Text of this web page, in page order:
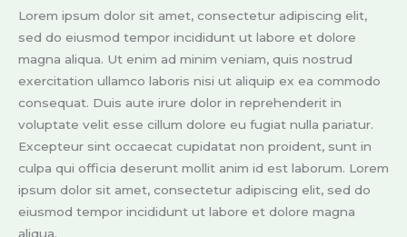
Lorem ipsum dolor sit amet, consectetur adipiscing elit,
sed do eiusmod tempor incididunt ut labore et dolore
magna aliqua. Ut enim ad minim veniam, quis nostrud
exercitation ullamco laboris nisi ut aliquip ex ea commodo
consequat. Duis aute irure dolor in reprehenderit in
voluptate velit esse cillum dolore eu fugiat nulla pariatur.
Excepteur sint occaecat cupidatat non proident, sunt in
culpa qui officia deserunt mollit anim id est laborum. Lorem
ipsum dolor sit amet, consectetur adipiscing elit, sed do
eiusmod tempor incididunt ut labore et dolore magna
aliqua.